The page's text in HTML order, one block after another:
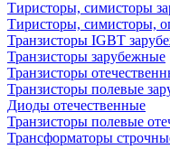
Тиристоры, симисторы
Тиристоры, симисторы,
Транзисторы IGBT
Транзисторы зарубежные
Транзисторы
Транзисторы полевые
Диоды отечественные
Транзисторы полевые
Трансформаторы